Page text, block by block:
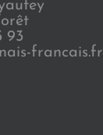
93
francais.fr